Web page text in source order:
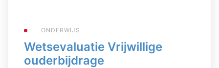
ONDERWIJS
Wetsevaluatie Vrijwillige
ouderbijdrage